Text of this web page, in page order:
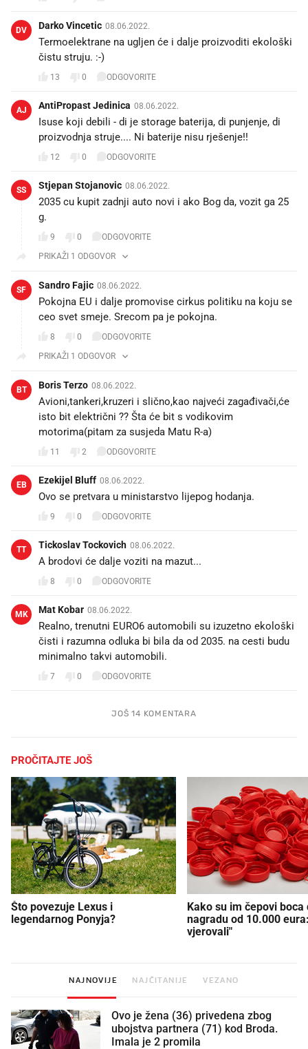
DV Darko Vincetic 08.06.2022.
Termoelektrane na ugljen će i dalje proizvoditi ekološki
čistu struju. :-)
13 0 ODGOVORITE
AJ AntiPropast Jedinica 08.06.2022.
Isuse koji debili - di je storage baterija, di punjenje, di
proizvodnja struje.... Ni baterije nisu rješenje!!
12 0 ODGOVORITE
SS Stjepan Stojanovic 08.06.2022.
2035 cu kupit zadnji auto novi i ako Bog da, vozit ga 25
g.
9 0
ODGOVORITE
PRIKAŽI 1 ODGOVOR
SF Sandro Fajic 08.06.2022.
Pokojna EU i dalje promovise cirkus politiku na koju se
ceo svet smeje. Srecom pa je pokojna.
8 0
ODGOVORITE
PRIKAŽI 1 ODGOVOR
BT Boris Terzo 08.06.2022.
Avioni,tankeri,kruzeri i slično,kao najveći zagađivači,će
isto bit električni ?? Šta će bit s vodikovim
motorima(pitam za susjeda Matu R-a)
11 2 ODGOVORITE
EB Ezekijel Bluff 08.06.2022.
Ovo se pretvara u ministarstvo lijepog hodanja.
9 0 ODGOVORITE
TT Tickoslav Tockovich 08.06.2022.
A brodovi će dalje voziti na mazut...😜😄😈
8 0 ODGOVORITE
MK Mat Kobar 08.06.2022.
Realno, trenutni EURO6 automobili su izuzetno ekološki
čisti i razumna odluka bi bila da od 2035. na cesti budu
minimalno takvi automobili.
7 0 ODGOVORITE
JOŠ 14 KOMENTARA
PROČITAJTE JOŠ
Što povezuje Lexus i
legendarnog Ponyja?
Kako su im čepovi boca
nagradu od 10.000
vjerovali"
NAJNOVIJE NAJČITANIJE VEZANO
Ovo je žena (36) privedena zbog
ubojstva partnera (71) kod Broda.
Imala je 2 promila